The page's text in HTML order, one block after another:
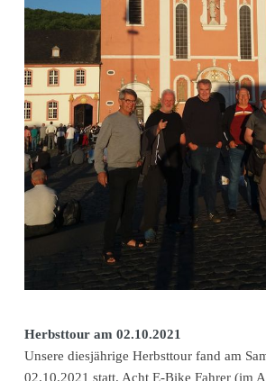
Herbsttour am 02.10.2021
Unsere diesjährige Herbsttour fand am
02.10.2021 statt. Acht E-Bike Fahrer (im